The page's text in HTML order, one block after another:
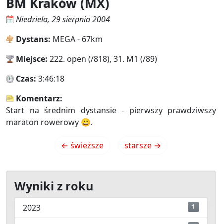
Niedziela, 29 sierpnia 2004
Dystans: MEGA - 67km
Miejsce: 222. open (/818), 31. M1 (/89)
Czas: 3:46:18
Komentarz:
Start na średnim dystansie - pierwszy prawdziwszy
maraton rowerowy 😀.
← świeższe starsze →
Wyniki z roku
2023 1